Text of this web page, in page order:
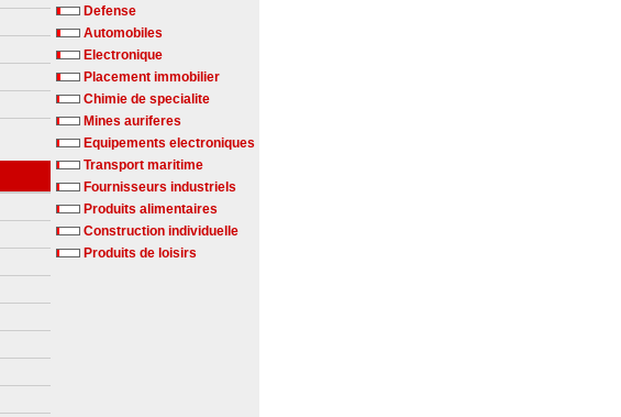
Defense
Automobiles
Electronique
Placement immobilier
Chimie de specialite
Mines auriferes
Equipements electroniques
Transport maritime
Fournisseurs industriels
Produits alimentaires
Construction individuelle
Produits de loisirs